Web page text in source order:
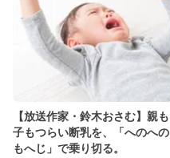
【放送作家・鈴木おさむ】親も
子もつらい断乳を、「へのへの
もへじ」で乗り切る。